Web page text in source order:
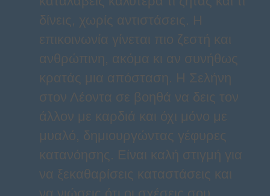
δίνεις, χωρίς αντιστάσεις. Η
επικοινωνία γίνεται πιο ζεστή και
ανθρώπινη, ακόμα κι αν συνήθως
κρατάς μια απόσταση. Η Σελήνη
στον Λέοντα σε βοηθά να δεις τον
άλλον με καρδιά και όχι μόνο με
μυαλό, δημιουργώντας γέφυρες
κατανόησης. Είναι καλή στιγμή για
να ξεκαθαρίσεις καταστάσεις και